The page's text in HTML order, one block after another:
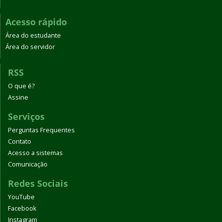
Acesso rápido
Área do estudante
Área do servidor
RSS
O que é?
Assine
Serviços
Perguntas Frequentes
Contato
Acesso a sistemas
Comunicação
Redes Sociais
YouTube
Facebook
Instagram